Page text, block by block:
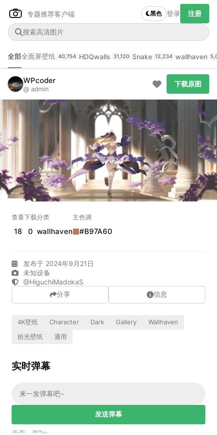
专题推荐客户端 黑色 登录 注册
全部全面屏壁纸 40,754 HDQwalls 31,120 Snake 12,234 wallhaven
WPcoder
@ admin
下载原图
查看
18
下载
0
分类
wallhaven
主色调
#B97A60
发布于 2024年9月21日
未知设备
@HiguchiMadokaS
分享 信息
4K壁纸 Character Dark Gallery
Wallhaven
拾光壁纸
通用
实时弹幕
发送弹幕
，发第一条吧。
Author Name
@author
查看 分类主色调
未知设备
在主题许可下可免费使用
分享 信息
实时弹幕
弹幕会在下方多行滚动展示；匿名发送有数量和频率限制。
正在生成支付二维码...